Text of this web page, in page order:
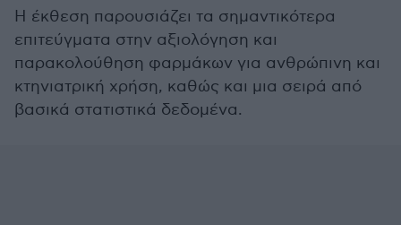
Η έκθεση παρουσιάζει τα σημαντικότερα
επιτεύγματα στην αξιολόγηση και
παρακολούθηση φαρμάκων για ανθρώπινη και
κτηνιατρική χρήση, καθώς και μια σειρά από
βασικά στατιστικά δεδομένα.